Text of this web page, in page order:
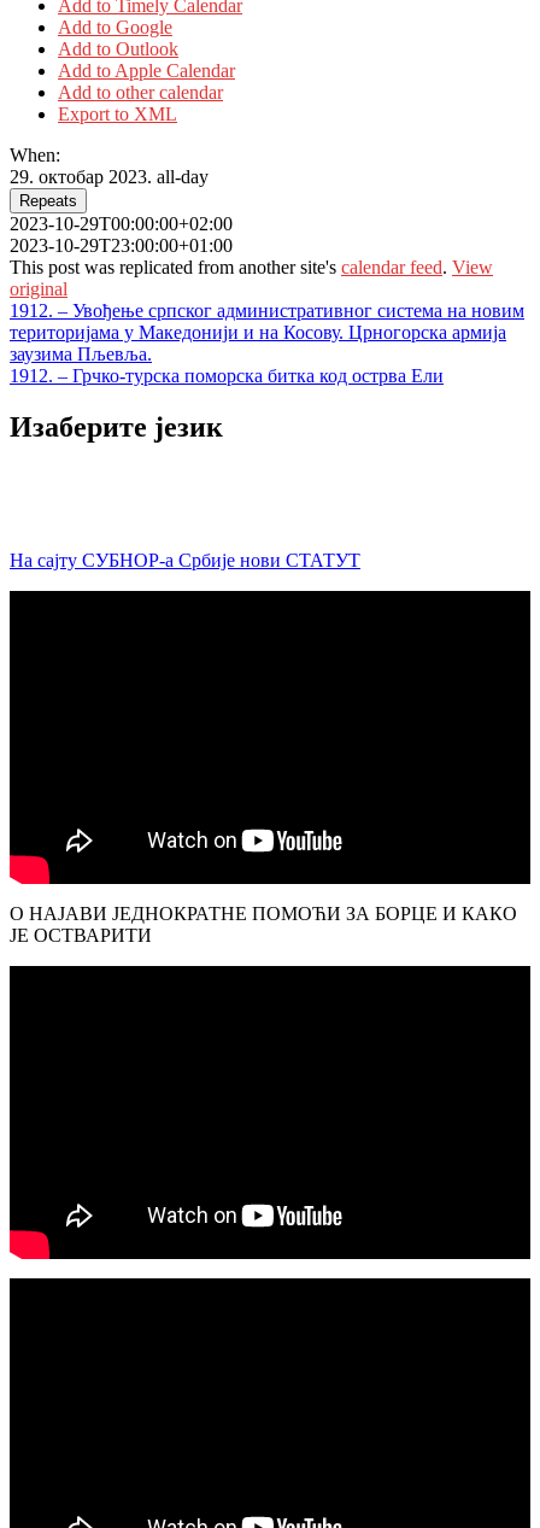
Add to Timely Calendar
Add to Google
Add to Outlook
Add to Apple Calendar
Add to other calendar
Export to XML
When:
29. октобар 2023. all-day
Repeats
2023-10-29T00:00:00+02:00
2023-10-29T23:00:00+01:00
This post was replicated from another site's calendar feed. View
original
Кретање
чланка
1912. – Увођење српског административног система на новим
територијама у Македонији и на Косову. Црногорска армија
заузима Пљевља.
1912. – Грчко-турска поморска битка код острва Ели
Изаберите језик
На сајту СУБНОР-а Србије нови СТАТУТ
О НАЈАВИ ЈЕДНОКРАТНЕ ПОМОЋИ ЗА БОРЦЕ И КАКО
ЈЕ ОСТВАРИТИ